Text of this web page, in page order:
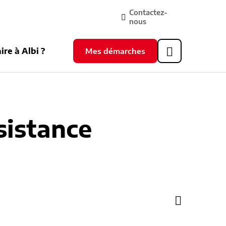
Header
Contactez-
nous
à Albi ? Mes démarches